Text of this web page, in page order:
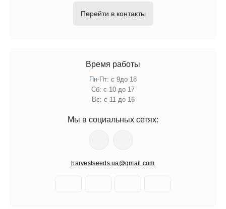
Перейти в контакты
Время работы
Пн-Пт: с 9до 18
Сб: с 10 до 17
Вс: с 11 до 16
Мы в социальных сетях:
harvestseeds.ua@gmail.com